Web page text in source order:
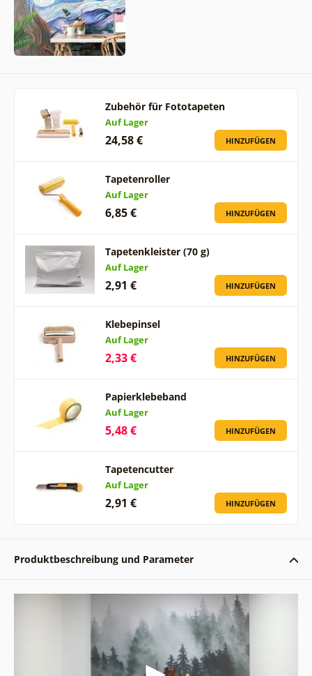
Zubehör für Fototapeten
Auf Lager
24,58 € HINZUFÜGEN
Tapetenroller
Auf Lager
6,85 € HINZUFÜGEN
Tapetenkleister (70 g)
Auf Lager
2,91 € HINZUFÜGEN
Klebepinsel
Auf Lager
2,33 € HINZUFÜGEN
Papierklebeband
Auf Lager
5,48 € HINZUFÜGEN
Tapetencutter
Auf Lager
2,91 € HINZUFÜGEN
Produktbeschreibung und Parameter